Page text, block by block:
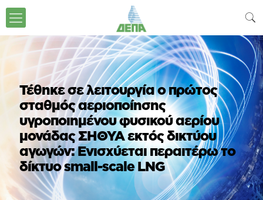
Τέθηκε σε λειτουργία ο πρώτος
σταθμός αεριοποίησης
υγροποιημένου φυσικού αερίου
μονάδας ΣΗΘΥΑ εκτός δικτύου
αγωγών: Ενισχύεται περαιτέρω το
δίκτυο small-scale LNG